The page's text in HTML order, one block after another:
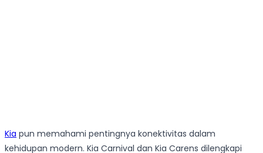
Kia pun memahami pentingnya konektivitas dalam
kehidupan modern. Kia Carnival dan Kia Carens dilengkapi